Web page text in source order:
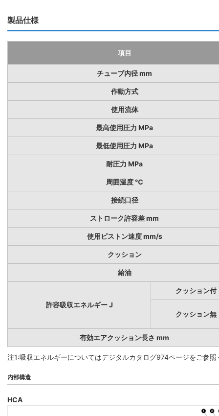
製品仕様
項目
チューブ内径 mm
作動方式
使用流体
最高使用圧力 MPa
最低使用圧力 MPa
耐圧力 MPa
周囲温度 ℃
接続口径
ストローク許容差 mm
使用ピストン速度 mm/s
クッション
給油
許容吸収エネルギー J
クッション付
クッション無
有効エアクッション長さ mm
注1:吸収エネルギーについてはデジタルカタログ974ページをご参照
内部構造
HCA